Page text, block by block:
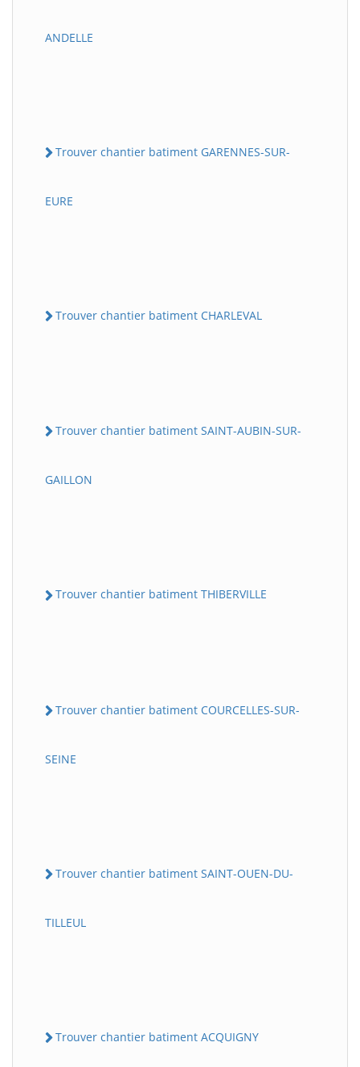
ANDELLE
Trouver chantier batiment GARENNES-SUR-
EURE
Trouver chantier batiment CHARLEVAL
Trouver chantier batiment SAINT-AUBIN-SUR-
GAILLON
Trouver chantier batiment THIBERVILLE
Trouver chantier batiment COURCELLES-SUR-
SEINE
Trouver chantier batiment SAINT-OUEN-DU-
TILLEUL
Trouver chantier batiment ACQUIGNY